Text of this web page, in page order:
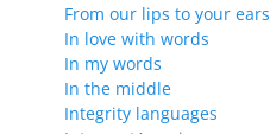
From our lips to your ears
In love with words
In my words
In the middle
Integrity languages